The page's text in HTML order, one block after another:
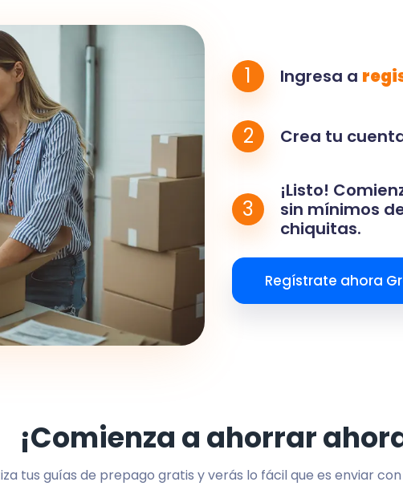
1 Ingresa a
2 Crea tu
3
¡Listo!
sin mínimos
chiquitas.
Regístrate ahora
¡Comienza a ahorrar
tus guías de prepago gratis y verás lo fácil que es enviar